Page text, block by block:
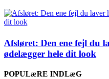
Afsløret: Den ene fejl du
ødelægger hele dit look
POPULæRE INDLæG